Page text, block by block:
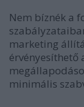
Nem bíznék a
marketing
érvényesíthető
minimális